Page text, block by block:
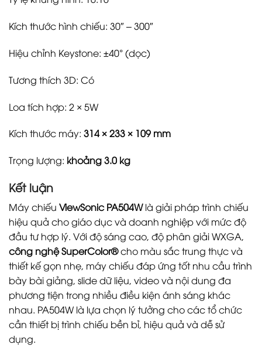
Kích thước hình chiếu: 30″ – 300″
Hiệu chỉnh Keystone: ±40° (dọc)
Tương thích 3D: Có
Loa tích hợp: 2 × 5W
Kích thước máy: 314 × 233 × 109 mm
Trọng lượng: khoảng 3.0 kg
Kết luận
Máy chiếu ViewSonic PA504Wlà giải pháp trình chiếu
hiệu quả cho giáo dục và doanh nghiệp với mức độ
đầu tư hợp lý. Với độ sáng cao, độ phân giải WXGA,
công nghệ SuperColor®cho màu sắc trung thực và
thiết kế gọn nhẹ, máy chiếu đáp ứng tốt nhu cầu trình
bày bài giảng, slide dữ liệu, video và nội dung đa
phương tiện trong nhiều điều kiện ánh sáng khác
nhau. PA504W là lựa chọn lý tưởng cho các tổ chức
cần thiết bị trình chiếu bền bỉ, hiệu quả và dễ sử
dụng.